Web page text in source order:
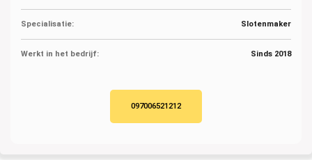
Specialisatie: Slotenmaker
Werkt in het bedrijf: Sinds 2018
097006521212